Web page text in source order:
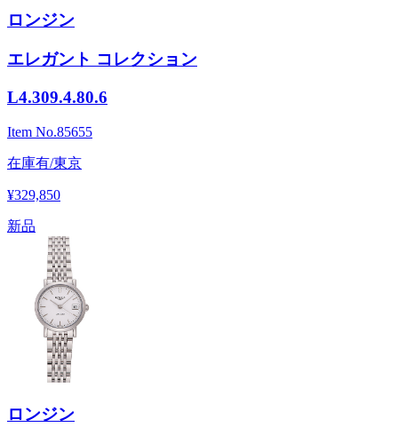
ロンジン
エレガント コレクション
L4.309.4.80.6
Item No.85655
在庫有/東京
¥329,850
新品
ロンジン